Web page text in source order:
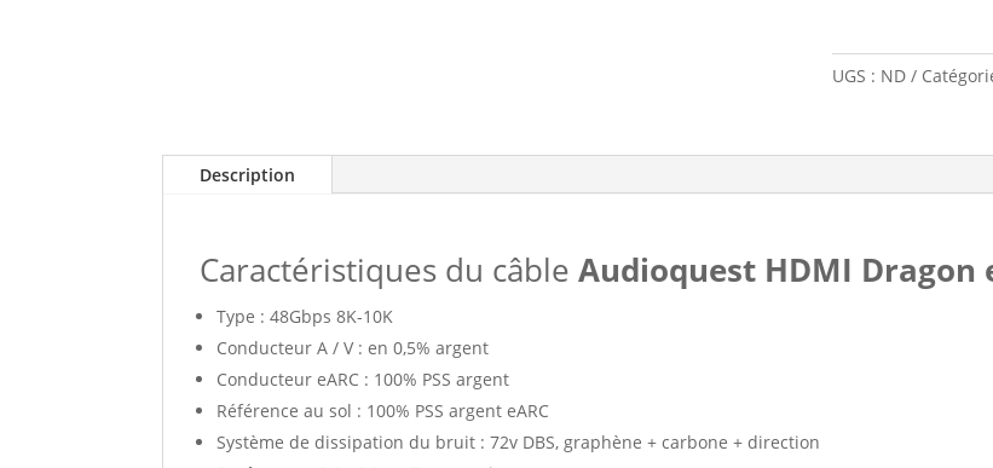
UGS : ND
Description
Caractéristiques du câbleAudioquest HDMI Dragon
Type : 48Gbps 8K-10K
Conducteur A / V : en 0,5% argent
Conducteur eARC : 100% PSS argent
Référence au sol : 100% PSS argent eARC
Système de dissipation du bruit : 72v DBS, graphène + carbone + direction